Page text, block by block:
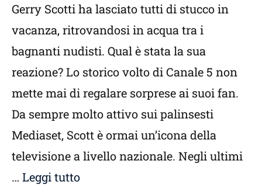
Gerry Scotti ha lasciato tutti di stucco in
vacanza, ritrovandosi in acqua tra i
bagnanti nudisti. Qual è stata la sua
reazione? Lo storico volto di Canale 5 non
mette mai di regalare sorprese ai suoi fan.
Da sempre molto attivo sui palinsesti
Mediaset, Scott è ormai un’icona della
televisione a livello nazionale. Negli ultimi
… Leggi tutto